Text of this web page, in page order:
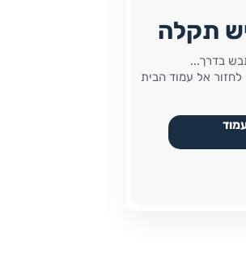
תקלה
בדרך...
אל עמוד הבית